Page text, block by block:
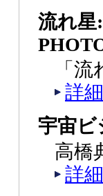
流れ星
「
詳
宇宙ビ
高橋
詳